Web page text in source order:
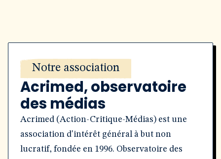
Notre association
Acrimed, observatoire
des médias
Acrimed (Action-Critique-Médias) est une
association d'intérêt général à but non
lucratif, fondée en 1996. Observatoire des